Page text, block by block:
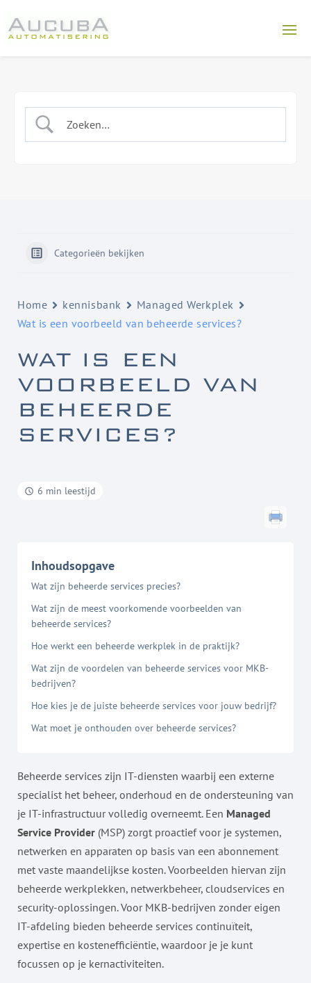
Categorieën bekijken
Home kennisbank
Managed Werkplek
Wat is een voorbeeld van beheerde services?
WAT IS EEN
VOORBEELD VAN
BEHEERDE
SERVICES?
6 min leestijd
Inhoudsopgave
Wat zijn beheerde services precies?
Wat zijn de meest voorkomende voorbeelden van
beheerde services?
Hoe werkt een beheerde werkplek in de praktijk?
Wat zijn de voordelen van beheerde services voor MKB-
bedrijven?
Hoe kies je de juiste beheerde services voor jouw bedrijf?
Wat moet je onthouden over beheerde services?
Beheerde services zijn IT-diensten waarbij een externe
specialist het beheer, onderhoud en de ondersteuning van
je IT-infrastructuur volledig overneemt. Een Managed
Service Provider (MSP) zorgt proactief voor je systemen,
netwerken en apparaten op basis van een abonnement
met vaste maandelijkse kosten. Voorbeelden hiervan zijn
beheerde werkplekken, netwerkbeheer, cloudservices en
security-oplossingen. Voor MKB-bedrijven zonder eigen
IT-afdeling bieden beheerde services continuïteit,
expertise en kostenefficiëntie, waardoor je je kunt
focussen op je kernactiviteiten.